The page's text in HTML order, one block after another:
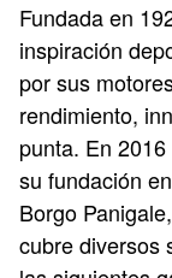
Fundada en
inspiración
por sus
rendimiento,
punta. En
su fundación
Borgo
cubre diversos